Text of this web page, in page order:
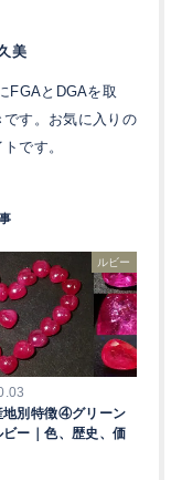
美
FGAとDGAを取
す。お気に入りの
です。
ルビー
地別特徴④グリーン
ビー｜色、歴史、価